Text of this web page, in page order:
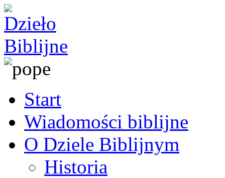
Start
Wiadomości biblijne
O Dziele Biblijnym
Historia